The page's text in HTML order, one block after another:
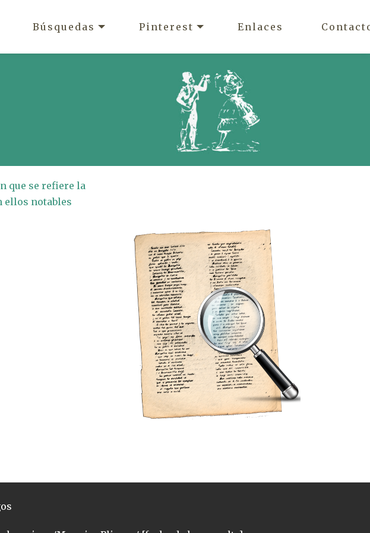
Búsquedas Pinterest Enlaces
que se refiere la
ellos notables